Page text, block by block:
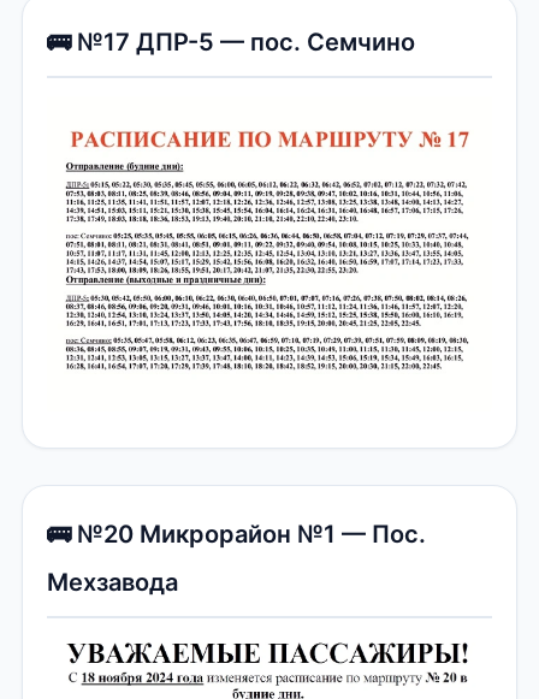
🚌 №17 ДПР-5 — пос. Семчино
🚌 №20 Микрорайон №1 — Пос.
Мехзавода